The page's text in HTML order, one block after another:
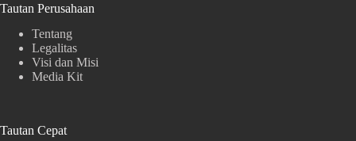
Tautan Perusahaan
Tentang
Legalitas
Visi dan Misi
Media Kit
Tautan Cepat